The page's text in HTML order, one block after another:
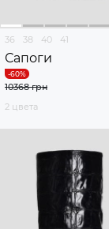
36 38 40 41
Сапоги
10368 грн
2 цвета